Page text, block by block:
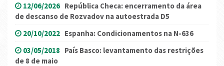
12/06/2026 República Checa: encerramento da área
de descanso de Rozvadov na autoestrada D5
20/10/2022 Espanha: Condicionamentos na N-636
03/05/2018 País Basco: levantamento das restrições
de 8 de maio